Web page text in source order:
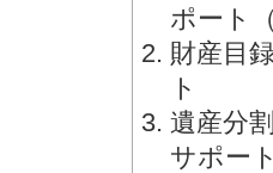
ポート
財産目
ト
遺産分
サポー